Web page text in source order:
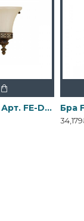
Бра Feiss, Арт. FE-DRAWING-ROOM-WU2